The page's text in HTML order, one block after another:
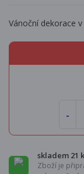
Vánoční dekorace
skladem 21
Zboží je